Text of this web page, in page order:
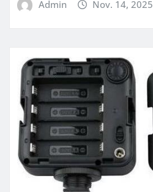
Admin Nov. 14, 2025